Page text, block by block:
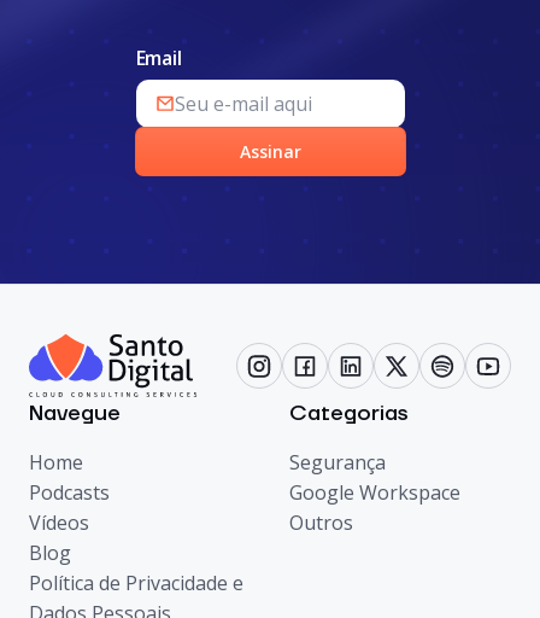
Email
Assinar
Navegue
Home
Podcasts
Vídeos
Blog
Política de Privacidade e
Categorias
Segurança
Google Workspace
Outros